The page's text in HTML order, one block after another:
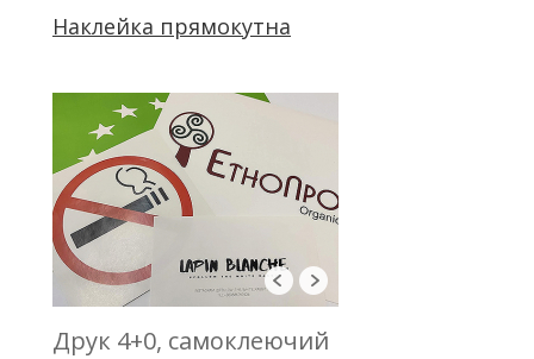
Наклейка прямокутна
Друк 4+0, самоклеючий